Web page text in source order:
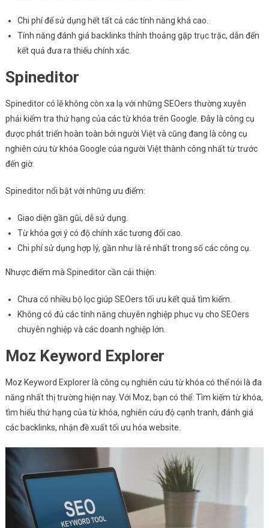
Chi phí để sử dụng hết tất cả các tính năng khá cao.
Tính năng đánh giá backlinks thỉnh thoảng gặp trục trặc, dẫn đến
kết quả đưa ra thiếu chính xác.
Spineditor
Spineditor có lẽ không còn xa lạ với những SEOers thường xuyên
phải kiểm tra thứ hạng của các từ khóa trên Google. Đây là công cụ
được phát triển hoàn toàn bởi người Việt và cũng đang là công cụ
nghiên cứu từ khóa Google của người Việt thành công nhất từ trước
đến giờ.
Spineditor nổi bật với những ưu điểm:
Giao diện gần gũi, dễ sử dụng.
Từ khóa gợi ý có độ chính xác tương đối cao.
Chi phí sử dụng hợp lý, gần như là rẻ nhất trong số các công cụ.
Nhược điểm mà Spineditor cần cải thiện:
Chưa có nhiều bộ lọc giúp SEOers tối ưu kết quả tìm kiếm.
Không có đủ các tính năng chuyên nghiệp phục vụ cho SEOers
chuyên nghiệp và các doanh nghiệp lớn.
Moz Keyword Explorer
Moz Keyword Explorer là công cụ nghiên cứu từ khóa có thể nói là đa
năng nhất thị trường hiện nay. Với Moz, bạn có thể: Tìm kiếm từ khóa,
tìm hiểu thứ hạng của từ khóa, nghiên cứu độ cạnh tranh, đánh giá
các backlinks, nhận đề xuất tối ưu hóa website.